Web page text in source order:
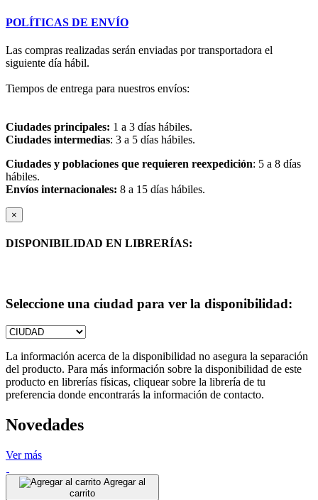
POLÍTICAS DE ENVÍO
Las compras realizadas serán enviadas por transportadora el
siguiente día hábil.
Tiempos de entrega para nuestros envíos:
Ciudades principales: 1 a 3 días hábiles.
Ciudades intermedias: 3 a 5 días hábiles.
Ciudades y poblaciones que requieren reexpedición: 5 a 8 días
hábiles.
Envíos internacionales: 8 a 15 días hábiles.
×
DISPONIBILIDAD EN LIBRERÍAS:
Seleccione una ciudad para ver la disponibilidad:
La información acerca de la disponibilidad no asegura la separación
del producto. Para más información sobre la disponibilidad de este
producto en librerías físicas, cliquear sobre la librería de tu
preferencia donde encontrarás la información de contacto.
Novedades
Ver más
carrito